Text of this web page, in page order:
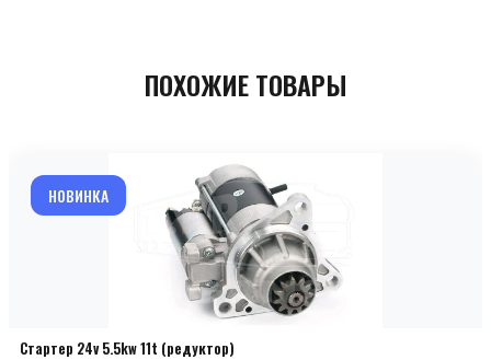
ПОХОЖИЕ ТОВАРЫ
НОВИНКА
Стартер 24v 5.5kw 11t (редуктор)